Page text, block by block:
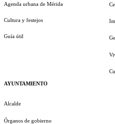
Agenda urbana de Mérida
Cultura y festejos
Guía útil
AYUNTAMIENTO
Alcalde
Órganos de gobierno